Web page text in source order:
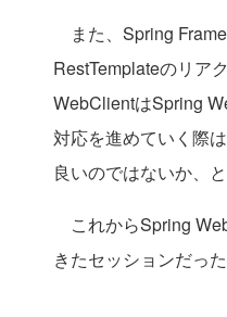
また、Spring
RestTemplateのリア
WebClientはSpring
対応を進めていく際
良いのではないか、
これからSpring
きたセッションだっ